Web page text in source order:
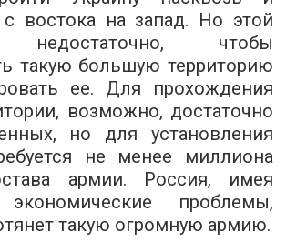
востока на запад. Но этой
недостаточно, чтобы
такую большую территорию
ее. Для прохождения
возможно, достаточно
но для установления
не менее миллиона
армии. Россия, имея
экономические проблемы,
такую огромную армию.